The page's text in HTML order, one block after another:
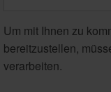
Um mit Ihnen zu
bereitzustellen,
verarbeiten.